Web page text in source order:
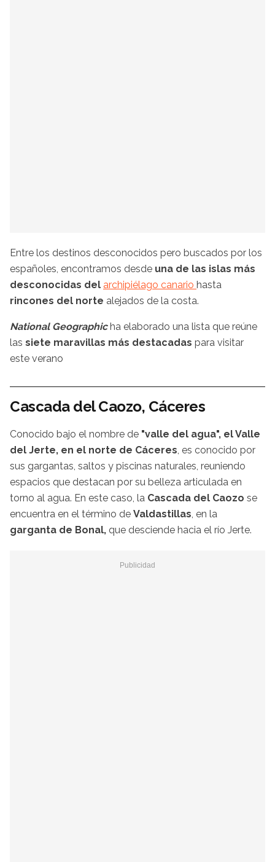
Entre los destinos desconocidos pero buscados por los
españoles, encontramos desde una de las islas más
desconocidas del archipiélago canario hasta
rincones del norte alejados de la costa.
National Geographic ha elaborado una lista que reúne
las siete maravillas más destacadas para visitar
este verano
Cascada del Caozo, Cáceres
Conocido bajo el nombre de "valle del agua", el Valle
del Jerte, en el norte de Cáceres, es conocido por
sus gargantas, saltos y piscinas naturales, reuniendo
espacios que destacan por su belleza articulada en
torno al agua. En este caso, la Cascada del Caozo se
encuentra en el término de Valdastillas, en la
garganta de Bonal, que desciende hacia el río Jerte.